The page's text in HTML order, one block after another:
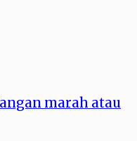
marah atau